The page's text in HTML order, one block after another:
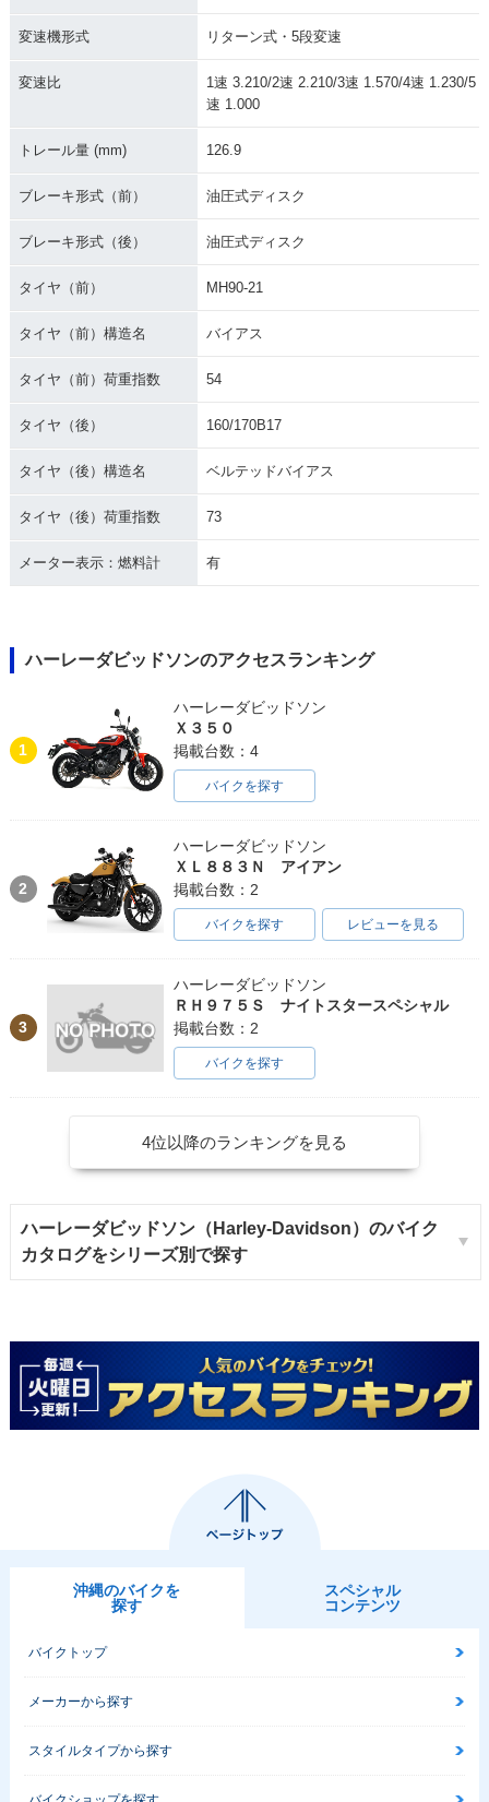
変速機形式 リターン式・5段変速
変速比
1速 3.210/2速 2.210/3速 1.570/4速 1.230/5
速 1.000
トレール量 (mm) 126.9
ブレーキ形式（前） 油圧式ディスク
ブレーキ形式（後） 油圧式ディスク
タイヤ（前） MH90-21
タイヤ（前）構造名 バイアス
タイヤ（前）荷重指数 54
タイヤ（後） 160/170B17
タイヤ（後）構造名 ベルテッドバイアス
タイヤ（後）荷重指数 73
メーター表示：燃料計 有
ハーレーダビッドソンのアクセスランキング
1
ハーレーダビッドソン
Ｘ３５０
掲載台数：4
バイクを探す
2
ハーレーダビッドソン
ＸＬ８８３Ｎ アイアン
掲載台数：2
バイクを探す レビューを見る
3
ハーレーダビッドソン
ＲＨ９７５Ｓ ナイトスタースペシャル
掲載台数：2
バイクを探す
4位以降のランキングを見る
ハーレーダビッドソン（Harley-Davidson）のバイク
カタログをシリーズ別で探す
沖縄のバイクを
探す
スペシャル
コンテンツ
バイクトップ
メーカーから探す
スタイルタイプから探す